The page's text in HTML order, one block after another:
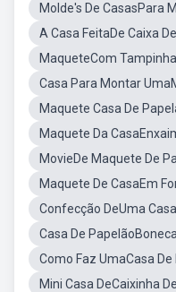
Molde's De CasasPara
A Casa FeitaDe Caixa
MaqueteCom
Casa Para Montar
Maquete Casa De
Maquete Da
MovieDe Maquete De
Maquete De CasaEm
Confecção DeUma
Casa De PapelãoBoneca
Como Faz UmaCasa
Mini Casa DeCaixinha